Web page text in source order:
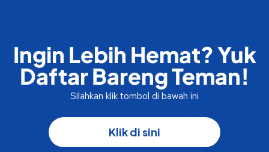
Ingin Lebih Hemat? Yuk
Daftar Bareng Teman!
Silahkan klik tombol di bawah ini
Klik di sini